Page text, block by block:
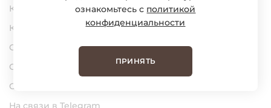
Карьера
Контакты
Статьи
Сертификаты
Обратная связь
На связи в Telegram
ознакомьтесь с политикой
конфиденциальности
ПРИНЯТЬ